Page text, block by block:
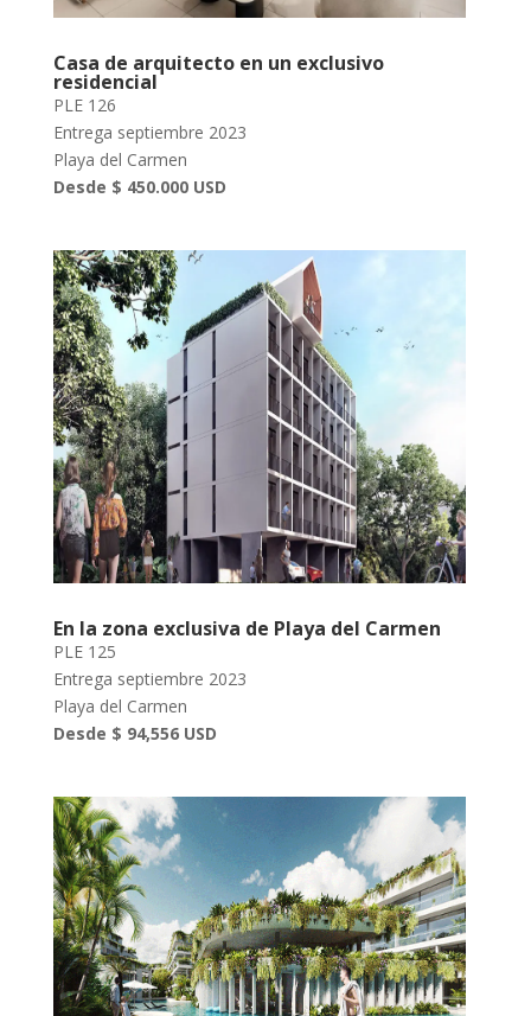
Casa de arquitecto en un exclusivo
residencial
PLE 126
Entrega septiembre 2023
Playa del Carmen
Desde $ 450.000 USD
En la zona exclusiva de Playa del Carmen
PLE 125
Entrega septiembre 2023
Playa del Carmen
Desde $ 94,556 USD